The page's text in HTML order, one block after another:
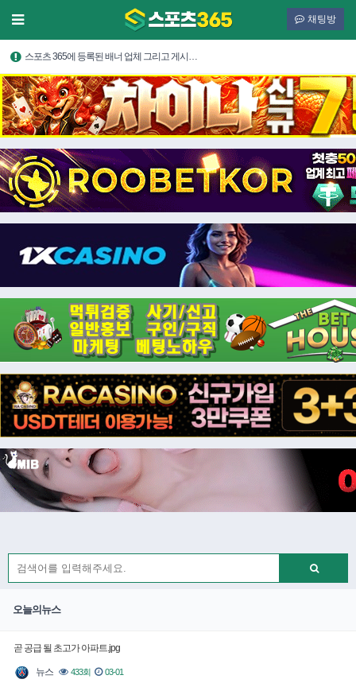
채팅방
스포츠 365에 등록된 배너 업체 그리고 게시…
오늘의뉴스
곧 공급 될 초고가 아파트.jpg
뉴스 433회 03-01